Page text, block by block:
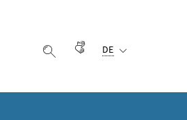
Suche einblenden
Gebärdensprache
DE